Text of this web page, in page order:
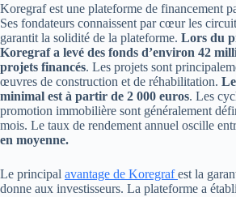
Koregraf est une plateforme de financement
Ses fondateurs connaissent par cœur les
garantit la solidité de la plateforme. Lors du
Koregraf a levé des fonds d’environ 42
projets financés. Les projets sont
œuvres de construction et de réhabilitation.
minimal est à partir de 2 000 euros. Les
promotion immobilière sont généralement
mois. Le taux de rendement annuel oscille
en moyenne.
Le principal avantage de Koregrafest la
donne aux investisseurs. La plateforme a établi